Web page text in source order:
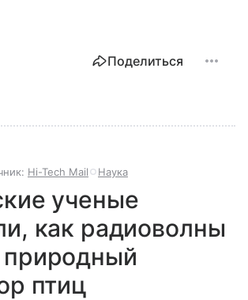
Поделиться
Hi-Tech Mail Наука
ученые
как радиоволны
птиц